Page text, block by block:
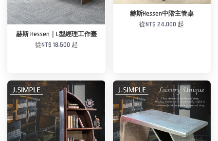
加入購物車
赫斯 Hessen｜L型經理工作臺
從NT$ 18,500 起
赫斯Hessen中階主管桌
從NT$ 24,000 起